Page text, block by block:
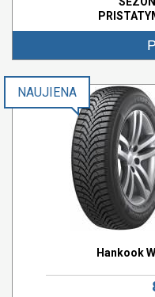
NAUJIENA
Hankook